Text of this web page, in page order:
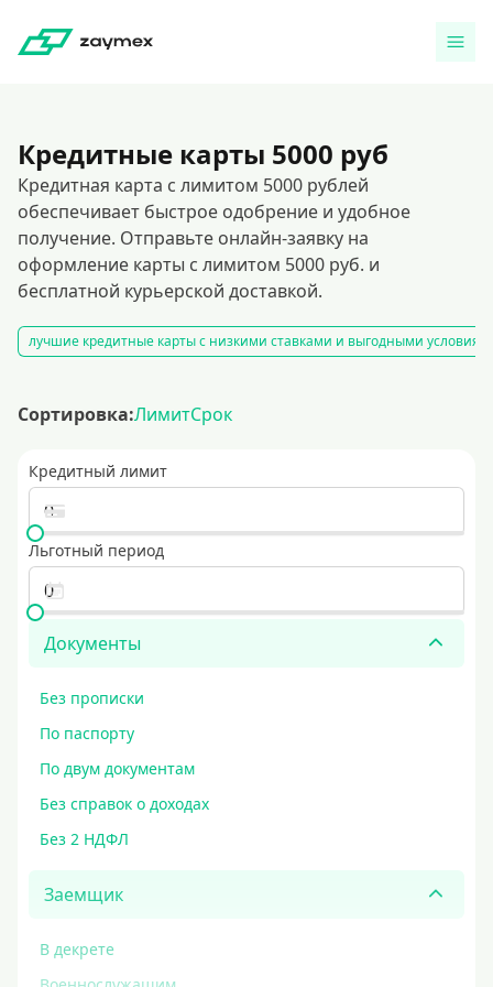
Кредитные карты 5000 руб
Кредитная карта с лимитом 5000 рублей
обеспечивает быстрое одобрение и удобное
получение. Отправьте онлайн-заявку на
оформление карты с лимитом 5000 руб. и
бесплатной курьерской доставкой.
лучшие кредитные карты с низкими ставками и выгодными
Сортировка:ЛимитСрок
Кредитный лимит
Льготный период
Документы
Без прописки
По паспорту
По двум документам
Без справок о доходах
Без 2 НДФЛ
Заемщик
В декрете